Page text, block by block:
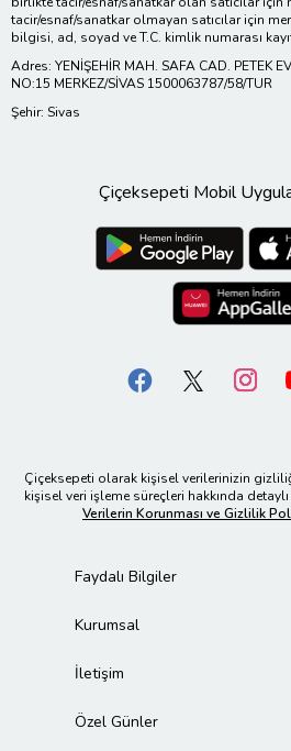
tacir/esnaf/sanatkar olmayan satıcılar için
bilgisi, ad, soyad ve T.C. kimlik numarası
Adres: YENİŞEHİR MAH. SAFA CAD. PETEK
NO:15 MERKEZ/SİVAS 1500063787/58/TUR
Şehir: Sivas
Çiçeksepeti Mobil
Çiçeksepeti olarak kişisel verilerinizin
kişisel veri işleme süreçleri hakkında
Verilerin Korunması ve Gizlilik
Faydalı Bilgiler
Kurumsal
İletişim
Özel Günler